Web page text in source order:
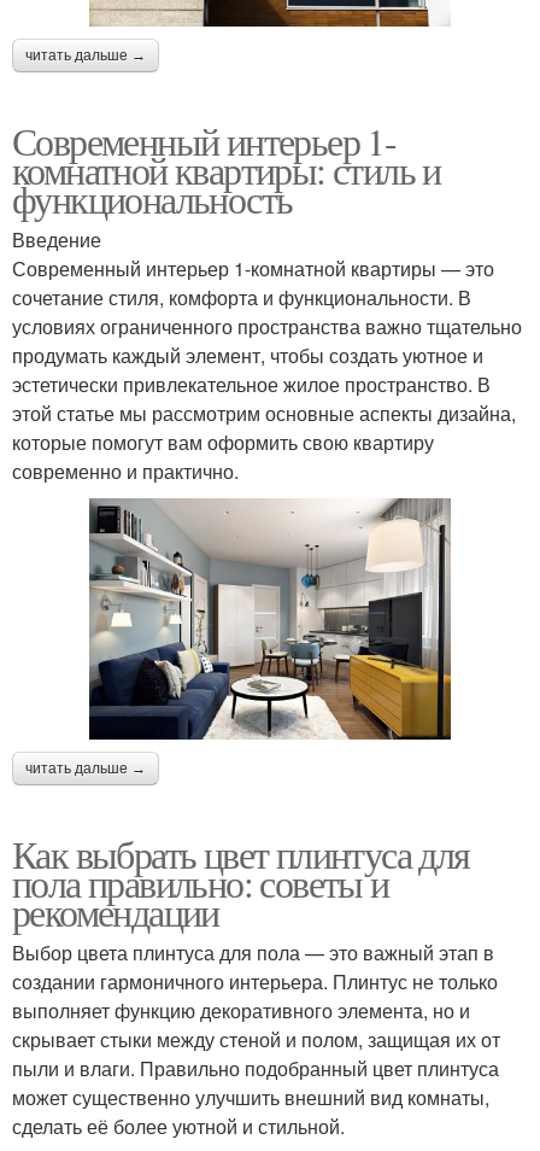
читать дальше →
Современный интерьер 1-
комнатной квартиры: стиль и
функциональность
Введение
Современный интерьер 1-комнатной квартиры — это
сочетание стиля, комфорта и функциональности. В
условиях ограниченного пространства важно тщательно
продумать каждый элемент, чтобы создать уютное и
эстетически привлекательное жилое пространство. В
этой статье мы рассмотрим основные аспекты дизайна,
которые помогут вам оформить свою квартиру
современно и практично.
читать дальше →
Как выбрать цвет плинтуса для
пола правильно: советы и
рекомендации
Выбор цвета плинтуса для пола — это важный этап в
создании гармоничного интерьера. Плинтус не только
выполняет функцию декоративного элемента, но и
скрывает стыки между стеной и полом, защищая их от
пыли и влаги. Правильно подобранный цвет плинтуса
может существенно улучшить внешний вид комнаты,
сделать её более уютной и стильной.